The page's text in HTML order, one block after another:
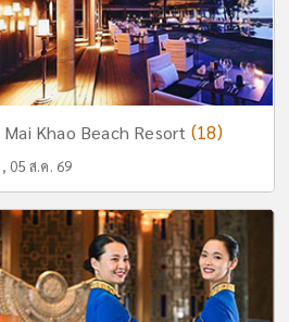
Khao Beach Resort (18)
05 ส.ค. 69